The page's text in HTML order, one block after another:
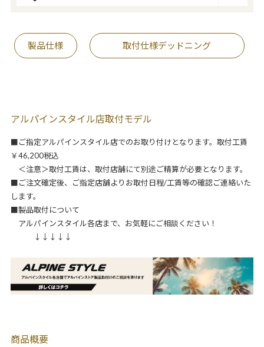
製品仕様 取付仕様デッドニング
アルパインスタイル店取付モデル
■ご指定アルパインスタイル店でのお取り付けとなります。取付工賃
￥46,200税込
＜注意＞取付工賃は、取付店舗にて別途ご精算が必要となります。
■ご注文確定後、ご指定店舗よりお取付日程/工賃等の確認ご連絡いた
します。
■製品取付について
アルパインスタイル各店まで、お気軽にご相談ください！
↓↓↓↓↓
商品概要